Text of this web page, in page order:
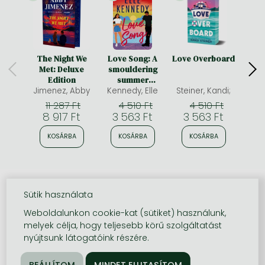
The Night We
Met: Deluxe
Edition
Jimenez, Abby
11 287 Ft
8 917 Ft
KOSÁRBA
Love Song: A
smouldering
summer
romance from
the bestselling
author who
brought you Off-
Campus
Kennedy, Elle
4 510 Ft
3 563 Ft
KOSÁRBA
Love Overboard
Steiner, Kandi;
4 510 Ft
3 563 Ft
KOSÁRBA
Sütik használata
Weboldalunkon cookie-kat (sütiket) használunk,
melyek célja, hogy teljesebb körű szolgáltatást
nyújtsunk látogatóink részére.